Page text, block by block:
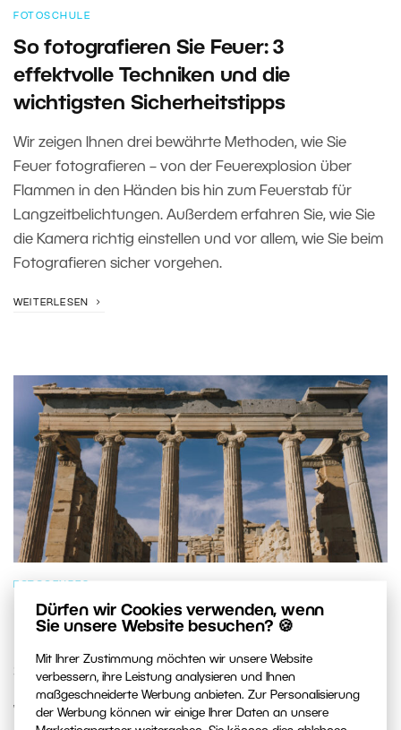
Dürfen wir Cookies verwenden, wenn
Sie unsere Website besuchen? 🍪
Mit Ihrer Zustimmung möchten wir unsere Website
verbessern, ihre Leistung analysieren und Ihnen
maßgeschneiderte Werbung anbieten. Zur Personalisierung
der Werbung können wir einige Ihrer Daten an unsere
FOTOSCHULE
So fotografieren Sie Feuer: 3
effektvolle Techniken und die
wichtigsten Sicherheitstipps
Wir zeigen Ihnen drei bewährte Methoden, wie Sie
Feuer fotografieren – von der Feuerexplosion über
Flammen in den Händen bis hin zum Feuerstab für
Langzeitbelichtungen. Außerdem erfahren Sie, wie Sie
die Kamera richtig einstellen und vor allem, wie Sie beim
Fotografieren sicher vorgehen.
WEITERLESEN
Die 7 fotogensten Orte im
Sie als Erstes?
Wir haben sieben Orte ausgewählt, die kein Fotograf